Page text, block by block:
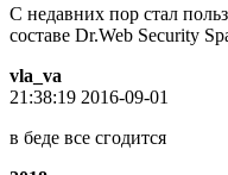
С недавних пор стал
составе Dr.Web Security
vla_va
21:38:19 2016-09-01
в беде все сгодится